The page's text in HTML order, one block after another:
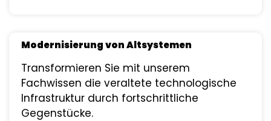
Modernisierung von Altsystemen
Transformieren Sie mit unserem
Fachwissen die veraltete technologische
Infrastruktur durch fortschrittliche
Gegenstücke.